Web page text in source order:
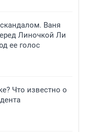
Ваня
Линочкой Ли
ее голос
Что известно о